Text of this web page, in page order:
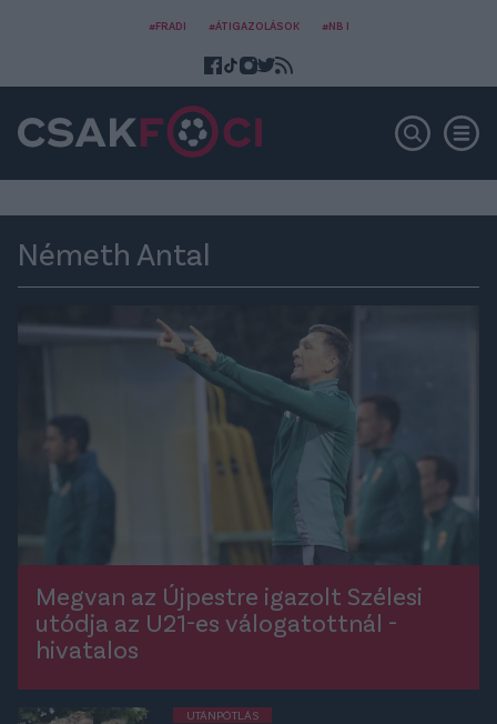
#FRADI #ÁTIGAZOLÁSOK #NB I
Németh Antal
Megvan az Újpestre igazolt Szélesi
utódja az U21-es válogatottnál -
hivatalos
UTÁNPÓTLÁS